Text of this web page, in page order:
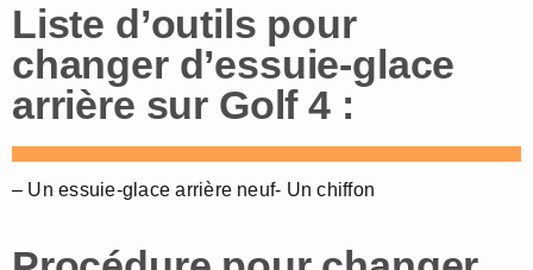
Liste d’outils pour
changer d’essuie-glace
arrière sur Golf 4 :
– Un essuie-glace arrière neuf- Un chiffon